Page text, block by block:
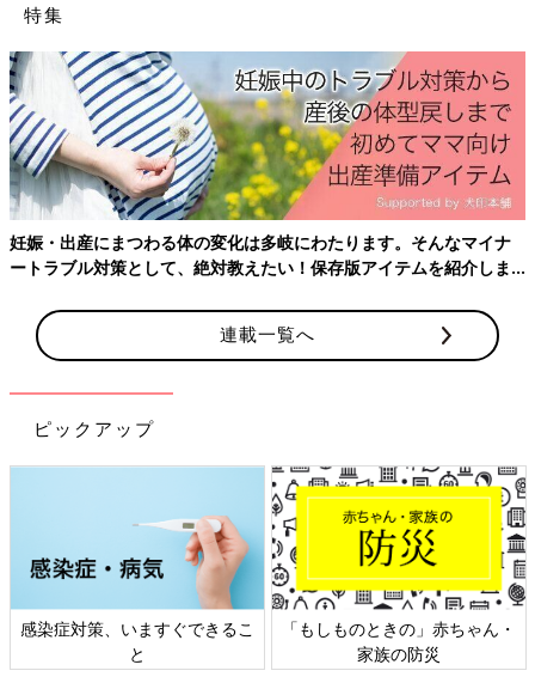
こんなときだからお部屋改造！
【3COINS】みんなのアイデアは？
外出できない今、せめて部屋のなかを快適にし
たいという人が多くいます。そこで、今回はイ
ンスタからおしゃれなインテリアアイデアを集
めてみました。みんなが大好きな３COINSで
す。SHOPに行けなくても、達人たちのアイデ
アを眺めるだけでも楽しくなれちゃいます♪
ぜひ最後までご覧くださいね。
話題の韓国インテリアにぴったりな3COINS
のアイテムをご紹介
しました。他にも韓国インテリアを実現にするのにぴったりなア
イテムが揃っているようなので、気になる方はお店でチェックし
(文：冬白朱)
※記事の内容は記載当時の情報であり、現在と異なる場合があり
特集
妊娠・出産にまつわる体の変化は多岐にわたります。そんなマイナ
ートラブル対策として、絶対教えたい！保存版アイテムを紹介しま
連載一覧へ
ピックアップ
感染症対策、いますぐできるこ
と
「もしものときの」赤ちゃん・
家族の防災